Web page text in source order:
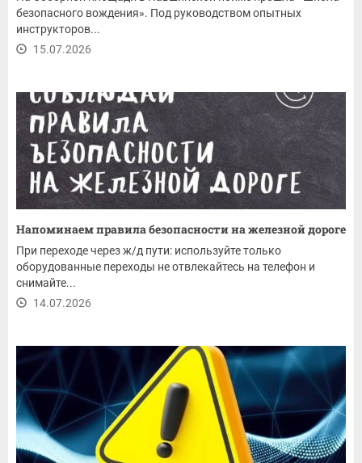
безопасного вождения». Под руководством опытных
инструкторов...
15.07.2026
Напоминаем правила безопасности на железной дороге
При переходе через ж/д пути: используйте только
оборудованные переходы не отвлекайтесь на телефон и
снимайте...
14.07.2026